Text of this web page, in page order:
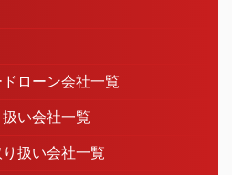
ローン会社一覧
い会社一覧
扱い会社一覧